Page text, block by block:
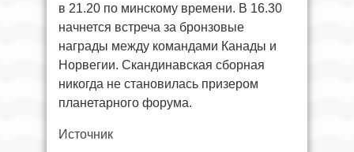
в 21.20 по минскому времени. В 16.30
начнется встреча за бронзовые
награды между командами Канады и
Норвегии. Скандинавская сборная
никогда не становилась призером
планетарного форума.
Источник